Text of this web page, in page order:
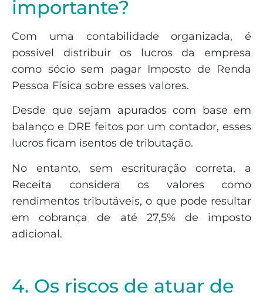
importante?
Com uma contabilidade organizada, é
possível distribuir os lucros da empresa
como sócio sem pagar Imposto de Renda
Pessoa Física sobre esses valores.
Desde que sejam apurados com base em
balanço e DRE feitos por um contador, esses
lucros ficam isentos de tributação.
No entanto, sem escrituração correta, a
Receita considera os valores como
rendimentos tributáveis, o que pode resultar
em cobrança de até 27,5% de imposto
adicional.
4. Os riscos de atuar de